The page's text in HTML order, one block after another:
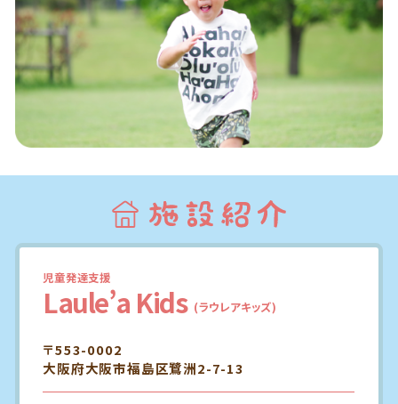
児童発達支援
Laule’a Kids (ラウレアキッズ)
〒553-0002
大阪府大阪市福島区鷺洲2-7-13